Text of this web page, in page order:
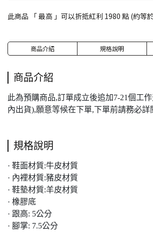
此商品 「 最高 」可以折抵紅利 1980 點 (約等
商品介紹 規格說明
商品介紹
此為預購商品,訂單成立後追加7-21個工
內出貨),願意等候在下單,下單前請務必詳
規格說明
· 鞋面材質:牛皮材質
· 內裡材質:豬皮材質
· 鞋墊材質:羊皮材質
· 橡膠底
· 跟高: 5公分
· 腳掌: 7.5公分